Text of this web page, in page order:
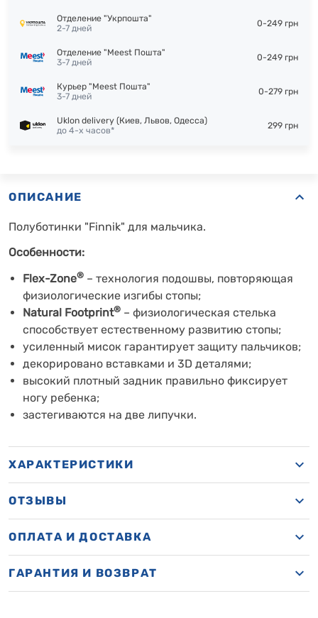
Отделение "Укрпошта"
2-7 дней
0-249 грн
Отделение "Meest Пошта"
3-7 дней
0-249 грн
Курьер "Meest Пошта"
3-7 дней
0-279 грн
Uklon delivery (Киев, Львов, Одесса)
до 4-х часов*
299 грн
ОПИСАНИЕ
Полуботинки "Finnik" для мальчика.
Особенности:
Flex-Zone® – технология подошвы, повторяющая
физиологические изгибы стопы;
Natural Footprint® – физиологическая стелька
способствует естественному развитию стопы;
усиленный мисок гарантирует защиту пальчиков;
декорировано вставками и 3D деталями;
высокий плотный задник правильно фиксирует
ногу ребенка;
застегиваются на две липучки.
ХАРАКТЕРИСТИКИ
ОТЗЫВЫ
ОПЛАТА И ДОСТАВКА
ГАРАНТИЯ И ВОЗВРАТ